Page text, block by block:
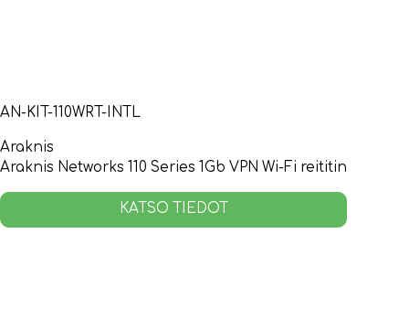
AN-KIT-110WRT-INTL
Araknis
Araknis Networks 110 Series 1Gb VPN Wi-Fi reititin
KATSO TIEDOT